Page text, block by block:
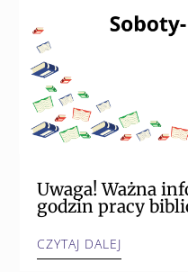
Uwaga! Ważna
godzin pracy
CZYTAJ DALEJ